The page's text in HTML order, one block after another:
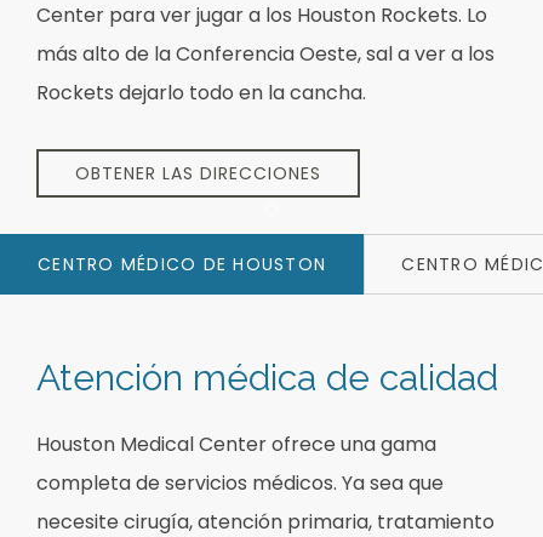
Center para ver jugar a los Houston Rockets. Lo
más alto de la Conferencia Oeste, sal a ver a los
Rockets dejarlo todo en la cancha.
OBTENER LAS DIRECCIONES
CENTRO MÉDICO DE HOUSTON CENTRO
Atención médica de calidad
Houston Medical Center ofrece una gama
completa de servicios médicos. Ya sea que
necesite cirugía, atención primaria, tratamiento